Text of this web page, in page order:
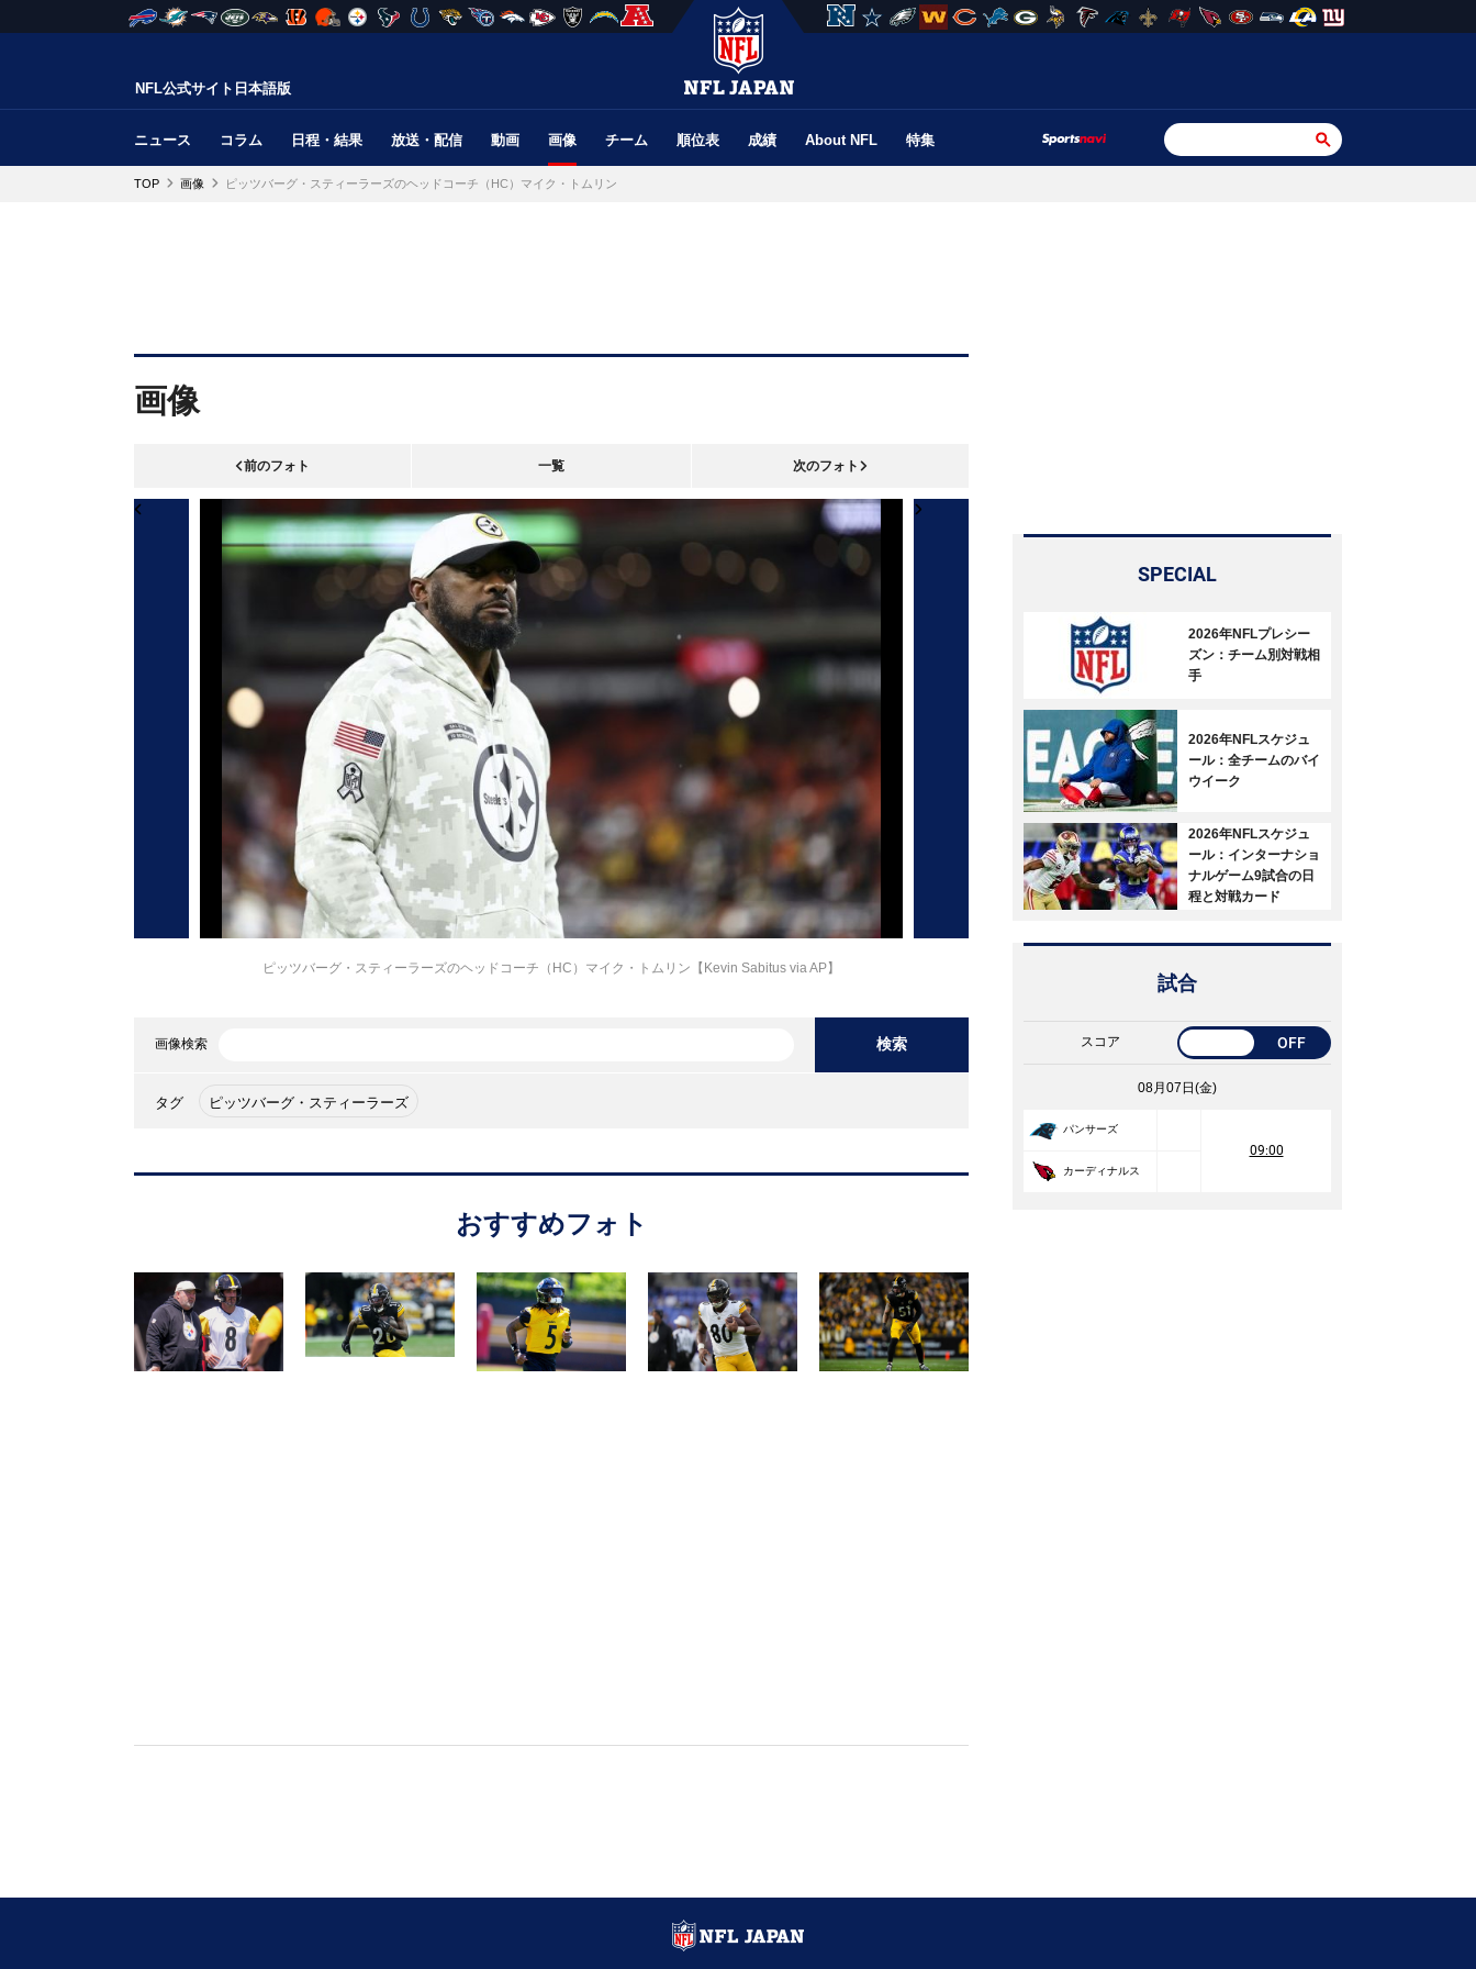
NFL公式サイト日本語版
ニュース コラム 日程・結果 放送・配信 動画 画像 チーム 順位表 成績 About NFL 特集
TOP 画像 ピッツバーグ・スティーラーズのヘッドコーチ（HC）マイク・トムリン
画像
前のフォト 一覧 次のフォト
ピッツバーグ・スティーラーズのヘッドコーチ（HC）マイク・トムリン【Kevin Sabitus via AP】
画像検索 検索
タグ ピッツバーグ・スティーラーズ
おすすめフォト
SPECIAL
2026年NFLプレシー
ズン：チーム別対戦相
手
2026年NFLスケジュ
ール：全チームのバイ
ウイーク
2026年NFLスケジュ
ール：インターナショ
ナルゲーム9試合の日
程と対戦カード
試合
スコア OFF
08月07日(金)
パンサーズ
09:00
カーディナルス